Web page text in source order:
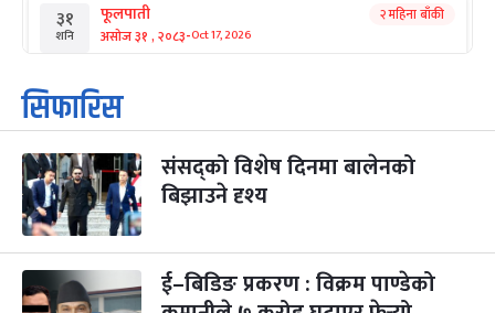
३१
शनि
फूलपाती
असोज ३१ , २०८३-Oct 17, 2026
२ महिना बाँकी
१
आइत
कार्तिक सङ्क्रान्ति
कार्तिक १, २०८३
३
मंगल
महानवमी
कार्तिक ३, २०८३-Oct 20, 2026
२ महिना बाँकी
४
बुध कार्तिक ४, २०८३ -Oct 21, 2026
सिफारिस
संसद्को विशेष दिनमा बालेनको
बिझाउने दृश्य
ई–बिडिङ प्रकरण : विक्रम पाण्डेको